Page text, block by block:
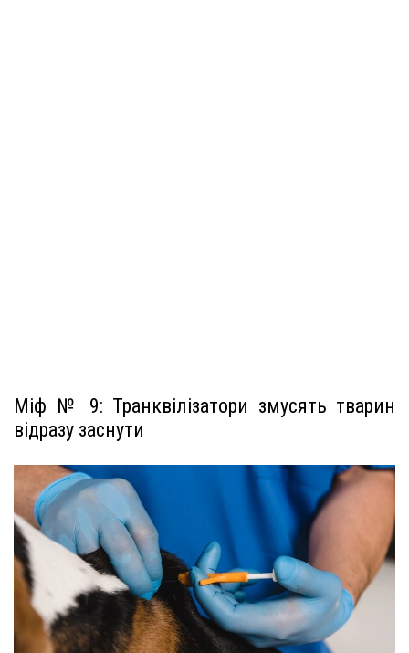
Міф № 9: Транквілізатори змусять тварин
відразу заснути